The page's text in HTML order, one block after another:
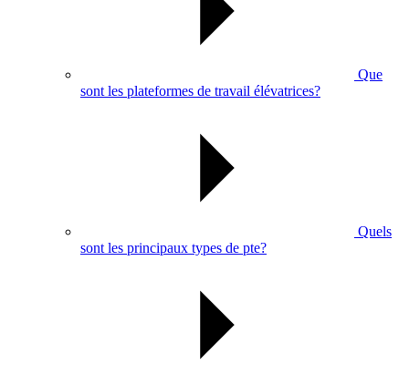
Que
sont les plateformes de travail élévatrices?
Quels
sont les principaux types de pte?